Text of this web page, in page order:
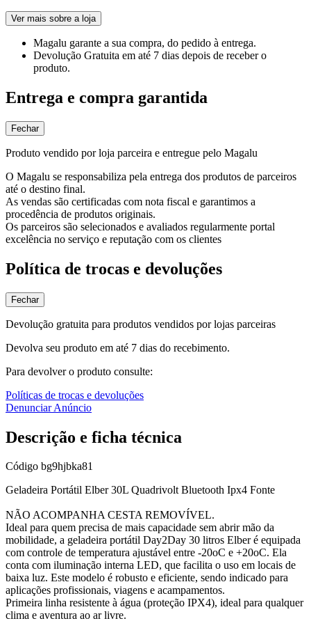
Ver mais sobre a loja
Magalu garante a sua compra, do pedido à entrega.
Devolução Gratuita em até 7 dias depois de receber o
produto.
Entrega e compra garantida
Fechar
Produto vendido por loja parceira e entregue pelo Magalu
O Magalu se responsabiliza pela entrega dos produtos de parceiros
até o destino final.
As vendas são certificadas com nota fiscal e garantimos a
procedência de produtos originais.
Os parceiros são selecionados e avaliados regularmente portal
excelência no serviço e reputação com os clientes
Política de trocas e devoluções
Fechar
Devolução gratuita para produtos vendidos por lojas parceiras
Devolva seu produto em até 7 dias do recebimento.
Para devolver o produto consulte:
Políticas de trocas e devoluções
Denunciar Anúncio
Descrição e ficha técnica
Código bg9hjbka81
Geladeira Portátil Elber 30L Quadrivolt Bluetooth Ipx4 Fonte
NÃO ACOMPANHA CESTA REMOVÍVEL.
Ideal para quem precisa de mais capacidade sem abrir mão da
mobilidade, a geladeira portátil Day2Day 30 litros Elber é equipada
com controle de temperatura ajustável entre -20oC e +20oC. Ela
conta com iluminação interna LED, que facilita o uso em locais de
baixa luz. Este modelo é robusto e eficiente, sendo indicado para
aplicações profissionais, viagens e acampamentos.
Primeira linha resistente à água (proteção IPX4), ideal para qualquer
clima e aventura ao ar livre.